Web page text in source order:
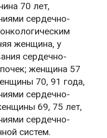
70 лет,
сердечно-
женщина, у
сердечно-
женщина 57
70, 91 года,
сердечно-
69, 75 лет,
сердечно-
систем.